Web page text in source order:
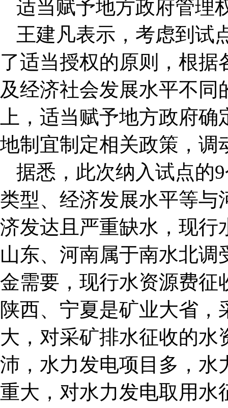
适当赋予地方政府管理
王建凡表示，考虑到试
了适当授权的原则，根
及经济社会发展水平不
上，适当赋予地方政府
地制宜制定相关政策，调
据悉，此次纳入试点的
类型、经济发展水平等与
济发达且严重缺水，现行
山东、河南属于南水北
金需要，现行水资源费征
陕西、宁夏是矿业大省
大，对采矿排水征收的
沛，水力发电项目多，水
重大，对水力发电取用水